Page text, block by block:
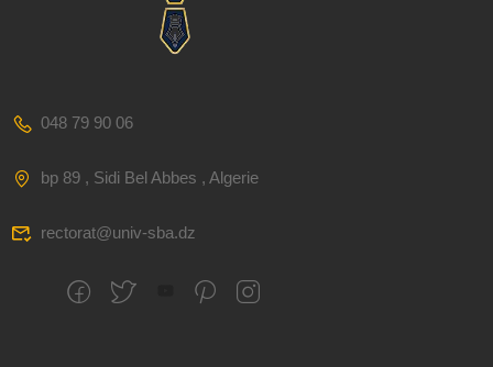
048 79 90 06
bp 89 , Sidi Bel Abbes , Algerie
rectorat@univ-sba.dz